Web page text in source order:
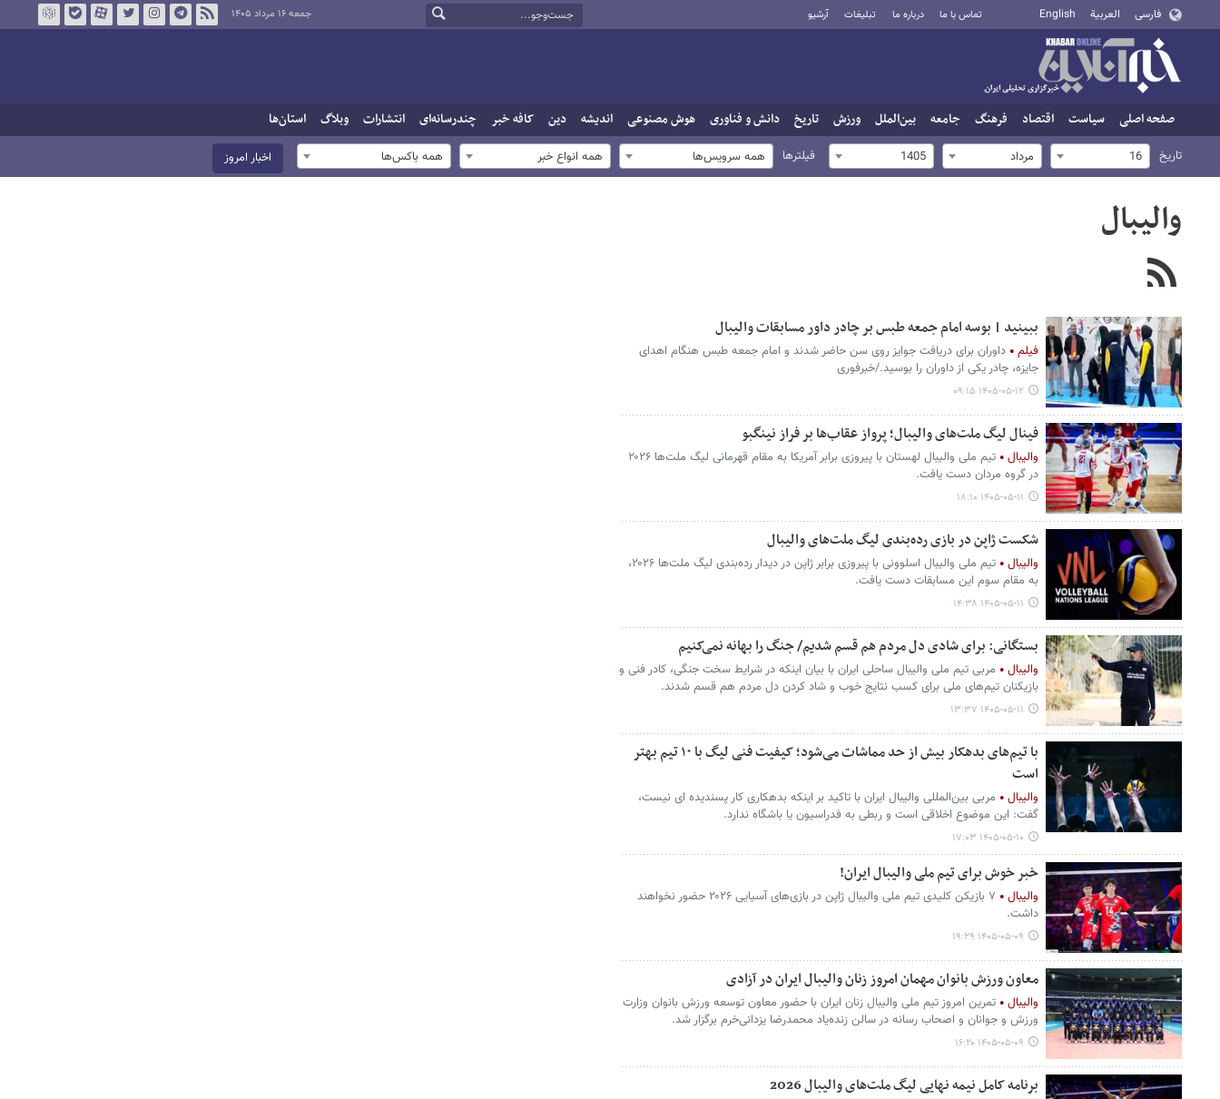
فارسی العربية English تماس با ما درباره ما تبلیغات آرشیو جمعه ۱۶ مرداد ۱۴۰۵
صفحه اصلی سیاست اقتصاد فرهنگ جامعه بین‌الملل ورزش تاریخ دانش و فناوری هوش مصنوعی اندیشه دین کافه خبر چندرسانه‌ای انتشارات وبلاگ استان‌ها
تاریخ 16 مرداد 1405 فیلترها همه سرویس‌ها همه انواع خبر همه باکس‌ها اخبار امروز
والیبال
ببینید | بوسه امام جمعه طبس بر چادر داور مسابقات والیبال
فیلم
داوران برای دریافت جوایز روی سن حاضر شدند و امام جمعه طبس هنگام اهدای
جایزه، چادر یکی از داوران را بوسید./خبرفوری
۱۴۰۵-۰۵-۱۲ ۰۹:۱۵
فینال لیگ ملت‌های والیبال؛ پرواز عقاب‌ها بر فراز نینگبو
والیبال
تیم ملی والیبال لهستان با پیروزی برابر آمریکا به مقام قهرمانی لیگ ملت‌ها ۲۰۲۶
در گروه مردان دست یافت.
۱۴۰۵-۰۵-۱۱ ۱۸:۱۰
شکست ژاپن در بازی رده‌بندی لیگ ملت‌های والیبال
والیبال
تیم ملی والیبال اسلوونی با پیروزی برابر ژاپن در دیدار رده‌بندی لیگ ملت‌ها ۲۰۲۶،
به مقام سوم این مسابقات دست یافت.
۱۴۰۵-۰۵-۱۱ ۱۴:۳۸
بستگانی: برای شادی دل مردم هم قسم شدیم/ جنگ را بهانه نمی‌کنیم
والیبال
مربی تیم ملی والیبال ساحلی ایران با بیان اینکه در شرایط سخت جنگی، کادر فنی و
بازیکنان تیم‌های ملی برای کسب نتایج خوب و شاد کردن دل مردم هم قسم شدند.
۱۴۰۵-۰۵-۱۱ ۱۳:۳۷
با تیم‌های بدهکار بیش از حد مماشات می‌شود؛ کیفیت فنی لیگ با ۱۰ تیم بهتر
است
والیبال
مربی بین‌المللی والیبال ایران با تاکید بر اینکه بدهکاری کار پسندیده ای نیست،
گفت: این موضوع اخلاقی است و ربطی به فدراسیون یا باشگاه ندارد.
۱۴۰۵-۰۵-۱۰ ۱۷:۰۳
خبر خوش برای تیم ملی والیبال ایران!
والیبال
۷ بازیکن کلیدی تیم ملی والیبال ژاپن در بازی‌های آسیایی ۲۰۲۶ حضور نخواهند
داشت.
۱۴۰۵-۰۵-۰۹ ۱۹:۲۹
معاون ورزش بانوان مهمان امروز زنان والیبال ایران در آزادی
والیبال
تمرین امروز تیم ملی والیبال زنان ایران با حضور معاون توسعه ورزش بانوان وزارت
ورزش و جوانان و اصحاب رسانه در سالن زنده‌یاد محمدرضا یزدانی‌خرم برگزار شد.
۱۴۰۵-۰۵-۰۹ ۱۶:۲۰
برنامه کامل نیمه نهایی لیگ ملت‌های والیبال 2026